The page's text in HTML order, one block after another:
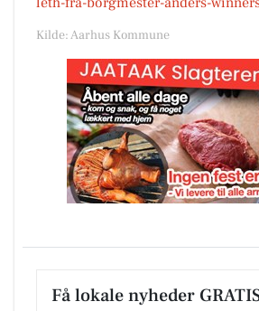
Kilde: Aarhus Kommune
Få lokale nyheder